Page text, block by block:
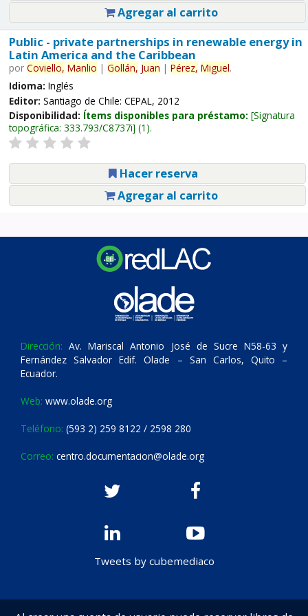
Agregar al carrito
Public - private partnerships in renewable energy in
Latin America and the Caribbean
por Coviello, Manlio | Gollán, Juan | Pérez, Miguel.
Idioma: Inglés
Editor: Santiago de Chile: CEPAL, 2012
Disponibilidad: Ítems disponibles para préstamo: Signatura
topográfica: 333.793/C8737i (1).
Hacer reserva
Agregar al carrito
Dirección: Av. Mariscal Antonio José de Sucre N58-63 y
Fernández Salvador Edif. Olade – San Carlos, Quito –
Ecuador.
Web: www.olade.org
Teléfono: (593 2) 259 8122 / 2598 280
Correo: centro.documentacion@olade.org
Tweets by cubemediaco